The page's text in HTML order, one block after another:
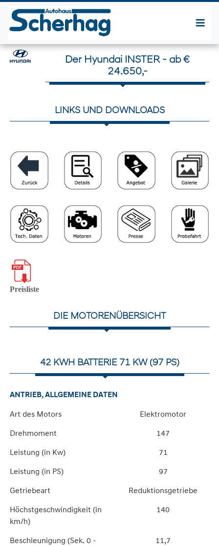
Der Hyundai INSTER - ab €
24.650,-
LINKS UND DOWNLOADS
Preisliste
DIE MOTORENÜBERSICHT
42 KWH BATTERIE 71 KW (97 PS)
ANTRIEB, ALLGEMEINE DATEN
Art des Motors
Elektromotor
Drehmoment
147
Leistung (in Kw)
71
Leistung (in PS)
97
Getriebeart
Reduktionsgetriebe
Höchstgeschwindigkeit (in
km/h)
140
Beschleunigung (Sek. 0 -
11,7